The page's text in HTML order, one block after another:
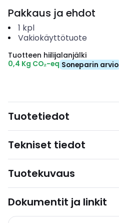
Pakkaus ja ehdot
1 kpl
Vakiokäyttötuote
Tuotteen hiilijalanjälki
0,4 Kg CO₂-eq Soneparin arvio
Tuotetiedot
Tekniset tiedot
Tuotekuvaus
Dokumentit ja linkit